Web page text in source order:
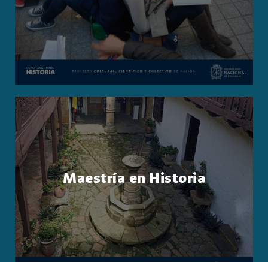
Maestría en Historia